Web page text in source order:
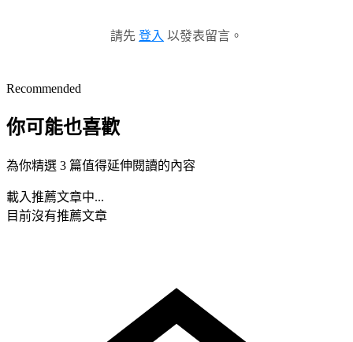
請先 登入 以發表留言。
Recommended
你可能也喜歡
為你精選 3 篇值得延伸閱讀的內容
載入推薦文章中...
目前沒有推薦文章